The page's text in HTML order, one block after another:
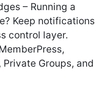
– Running a
Keep notifications
control layer.
Groups, and